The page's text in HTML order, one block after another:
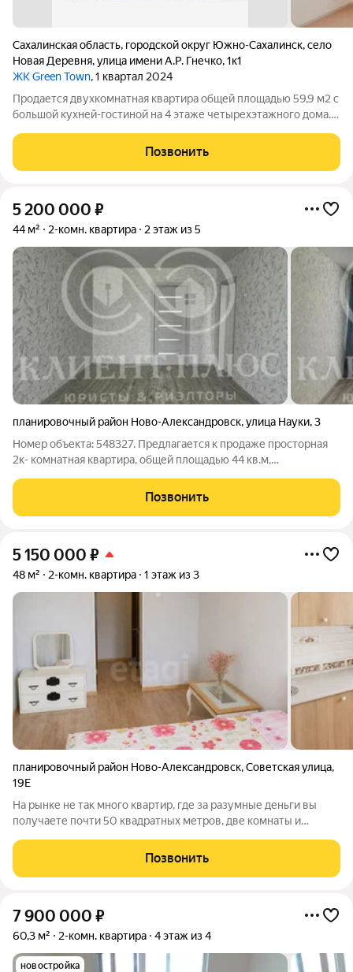
Сахалинская область, городской округ Южно-Сахалинск,село
Новая Деревня,улица имени А.Р. Гнечко,1к1
ЖК Green Town, 1 квартал 2024
Продается двухкомнатная квартира общей площадью 59,9 м2 с
большой кухней-гостиной на 4 этаже четырехэтажного дома.
сверху. Выполнен ремонт от строителей. Общедомовая
газовая котельная обеспечивает
Позвонить
5 200 000 ₽
44 м² 2-комн. квартира 2 этаж из 5
планировочный район Ново-Александровск,улица Науки,3
Номер объекта: 548327. Предлагается к продаже просторная
2к- комнатная квартира, общей площадью 44 кв.м,
Науки 3. Сторона света юг/север, середина дома. В квартире
выполнен частично
Позвонить
5 150 000 ₽
48 м² 2-комн. квартира 1 этаж из 3
планировочный район Ново-Александровск,Советская улица,
19Е
На рынке не так много квартир, где за разумные деньги вы
получаете почти 50 квадратных метров, две комнаты и
раз из таких вариантов. 48 м это пространство, где не
приходится искать
Позвонить
7 900 000 ₽
60,3 м² 2-комн. квартира 4 этаж из 4
новостройка